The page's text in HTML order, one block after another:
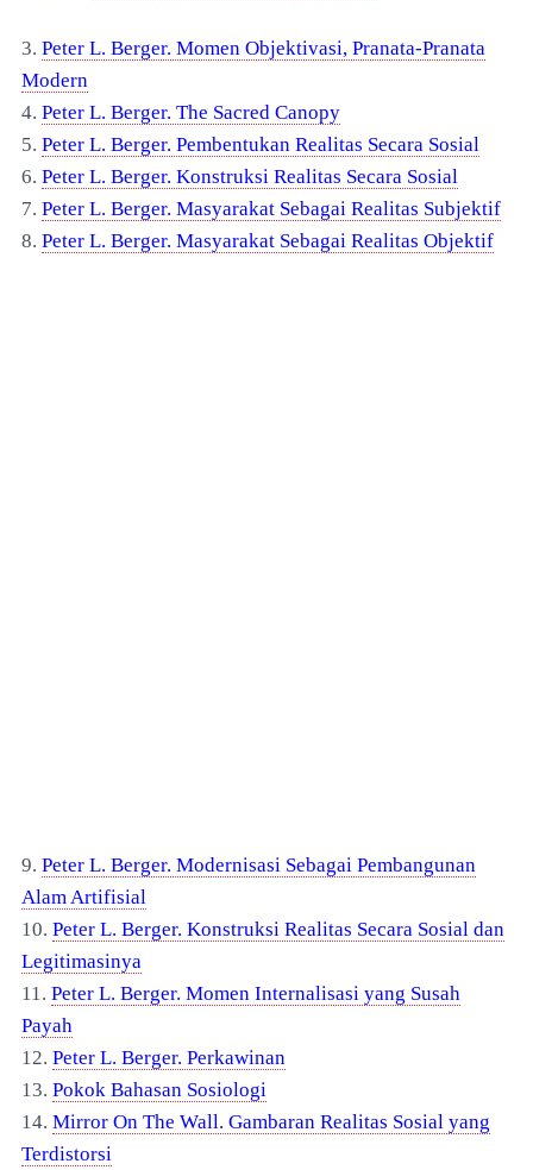
3. Peter L. Berger. Momen Objektivasi, Pranata-Pranata
Modern
4. Peter L. Berger. The Sacred Canopy
5. Peter L. Berger. Pembentukan Realitas Secara Sosial
6. Peter L. Berger. Konstruksi Realitas Secara Sosial
7. Peter L. Berger. Masyarakat Sebagai Realitas Subjektif
8. Peter L. Berger. Masyarakat Sebagai Realitas Objektif
9. Peter L. Berger. Modernisasi Sebagai Pembangunan
Alam Artifisial
10. Peter L. Berger. Konstruksi Realitas Secara Sosial dan
Legitimasinya
11. Peter L. Berger. Momen Internalisasi yang Susah
Payah
12. Peter L. Berger. Perkawinan
13. Pokok Bahasan Sosiologi
14. Mirror On The Wall. Gambaran Realitas Sosial yang
Terdistorsi